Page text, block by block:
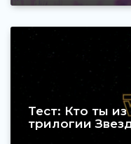
Тест: Кто ты
трилогии